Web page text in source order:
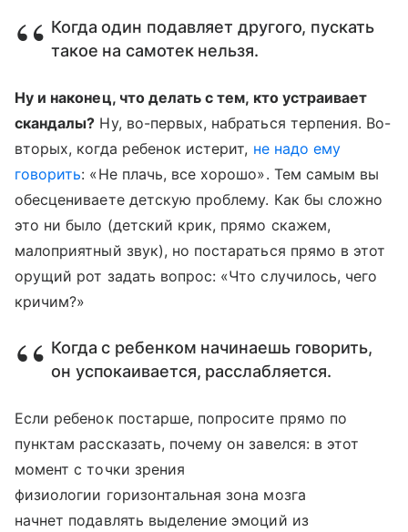
Когда один подавляет другого, пускать
такое на самотек нельзя.
Ну и наконец, что делать с тем, кто устраивает
скандалы? Ну, во-первых, набраться терпения. Во-
вторых, когда ребенок истерит, не надо ему
говорить: «Не плачь, все хорошо». Тем самым вы
обесцениваете детскую проблему. Как бы сложно
это ни было (детский крик, прямо скажем,
малоприятный звук), но постараться прямо в этот
орущий рот задать вопрос: «Что случилось, чего
кричим?»
Когда с ребенком начинаешь говорить,
он успокаивается, расслабляется.
Если ребенок постарше, попросите прямо по
пунктам рассказать, почему он завелся: в этот
момент с точки зрения
физиологии горизонтальная зона мозга
начнет подавлять выделение эмоций из